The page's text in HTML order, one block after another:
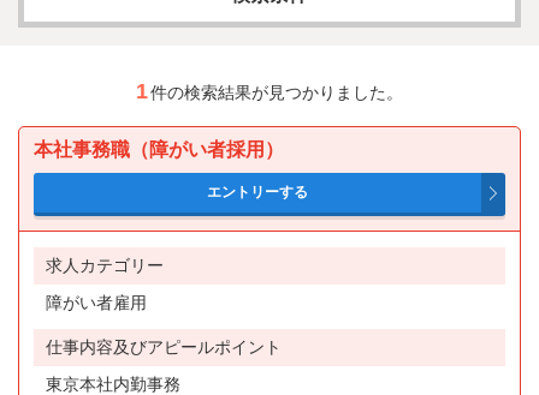
AND検索
1件の検索結果が見つかりました。
本社事務職（障がい者採用）
求人カテゴリー
障がい者雇用
仕事内容及びアピールポイント
東京本社内勤事務